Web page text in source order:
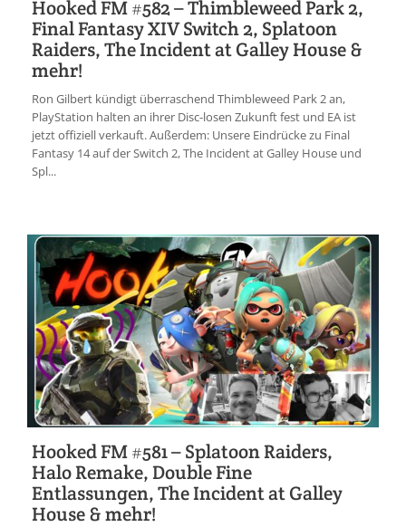
Hooked FM #582 – Thimbleweed Park 2,
Final Fantasy XIV Switch 2, Splatoon
Raiders, The Incident at Galley House &
mehr!
Ron Gilbert kündigt überraschend Thimbleweed Park 2 an,
PlayStation halten an ihrer Disc-losen Zukunft fest und EA ist
jetzt offiziell verkauft. Außerdem: Unsere Eindrücke zu Final
Fantasy 14 auf der Switch 2, The Incident at Galley House und
Spl...
Hooked FM #581 – Splatoon Raiders,
Halo Remake, Double Fine
Entlassungen, The Incident at Galley
House & mehr!